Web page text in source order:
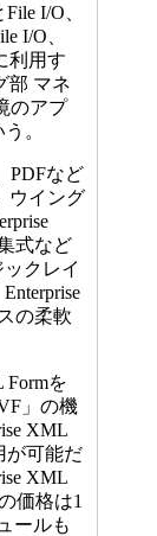
I/O、
I/O、
利用す
部 マネ
のアプ
。
PDFなど
ウイング
式など
クレイ
の柔軟
Formを
」の機
XML
が可能だ
XML
価格は1
ールも